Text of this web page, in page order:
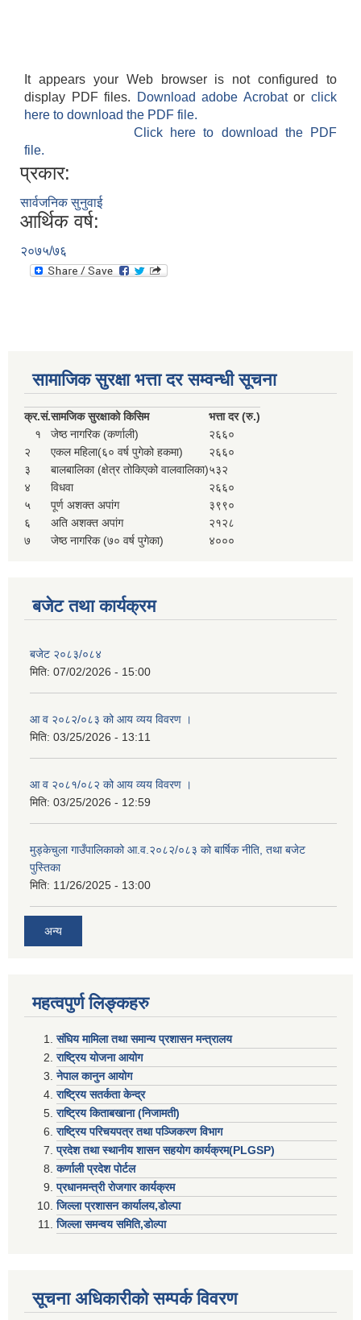
It appears your Web browser is not configured to
display PDF files.
Download adobe Acrobatorclick
here to download the PDF file.
Click here to download the PDF
file.
प्रकार:
सार्वजनिक सुनुवाई
आर्थिक वर्ष:
२०७५/७६
सामाजिक सुरक्षा भत्ता दर सम्वन्धी सूचना
क्र.सं.सामजिक सुरक्षाको किसिम
भत्ता दर (रु.)
१
जेष्ठ नागरिक (कर्णाली)
२६६०
२
एकल महिला(६० वर्ष पुगेको हकमा)
२६६०
३
बालबालिका (क्षेत्र तोकिएको वालवालिका)५३२
४
विधवा
२६६०
५
पूर्ण अशक्त अपांग
३९९०
६
अति अशक्त अपांग
२१२८
७
जेष्ठ नागरिक (७० वर्ष पुगेका) ४०००
बजेट तथा कार्यक्रम
बजेट २०८३/०८४
मिति: 07/02/2026 - 15:00
आ व २०८२/०८३ को आय व्यय विवरण ।
मिति: 03/25/2026 - 13:11
आ व २०८१/०८२ को आय व्यय विवरण ।
मिति: 03/25/2026 - 12:59
मुड्केचुला गाउँपालिकाको आ.व.२०८२/०८३ को बार्षिक नीति, तथा बजेट
पुस्तिका
मिति: 11/26/2025 - 13:00
अन्य
महत्वपुर्ण लिङ्कहरु
संघिय मामिला तथा समान्य प्रशासन मन्त्रालय
राष्ट्रिय योजना आयोग
नेपाल कानुन आयोग
राष्ट्रिय सतर्कता केन्द्र
राष्ट्रिय किताबखाना (निजामती)
राष्ट्रिय परिचयपत्र तथा पञ्जिकरण विभाग
प्रदेश तथा स्थानीय शासन सहयाेग कार्यक्रम(PLGSP)
कर्णाली प्रदेश पोर्टल
प्रधानमन्त्री राेजगार कार्यक्रम
जिल्ला प्रशासन कार्यालय,डोल्पा
जिल्ला समन्वय समिति,डोल्प
सूचना अधिकारीकाे सम्पर्क विवरण